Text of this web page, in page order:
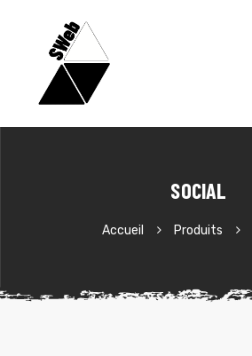
SOCIAL
Accueil Produits